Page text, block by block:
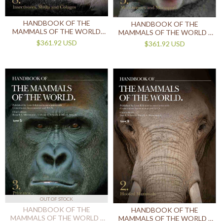
HANDBOOK OF THE
MAMMALS OF THE WORLD
VOLUME 8: INSECTIVORES,
SLOTHS AND COLUGOS
$361.92 USD
HANDBOOK OF THE
MAMMALS OF THE WORLD -
VOL 5: MONOTREMES AND
MARSUPIALS (INGLÉS)
$361.92 USD
OUT OF STOCK
HANDBOOK OF THE
MAMMALS OF THE WORLD -
HANDBOOK OF THE
MAMMALS OF THE WORLD -